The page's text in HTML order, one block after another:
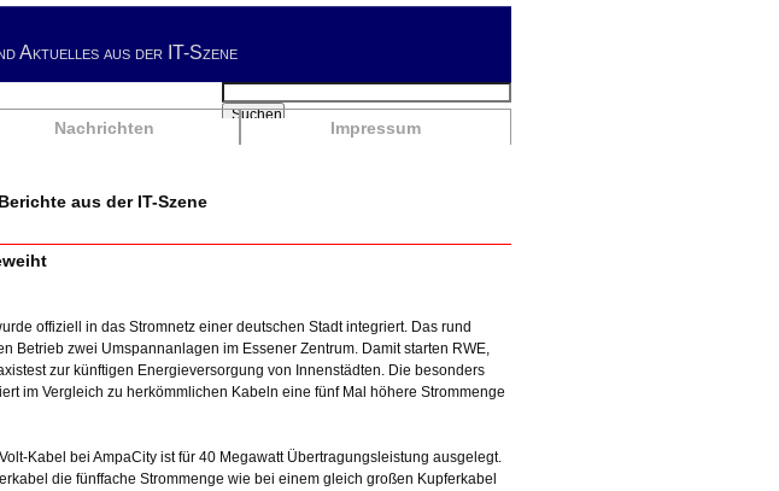
Aktuelles aus der IT-Szene
Nachrichten Impressum
Suchbegriffe
Suchen
aus der IT-Szene
offiziell in das Stromnetz einer deutschen Stadt integriert. Das rund
Betrieb zwei Umspannanlagen im Essener Zentrum. Damit starten RWE,
zur künftigen Energieversorgung von Innenstädten. Die besonders
im Vergleich zu herkömmlichen Kabeln eine fünf Mal höhere Strommenge
Kabel bei AmpaCity ist für 40 Megawatt Übertragungsleistung ausgelegt.
die fünffache Strommenge wie bei einem gleich großen Kupferkabel